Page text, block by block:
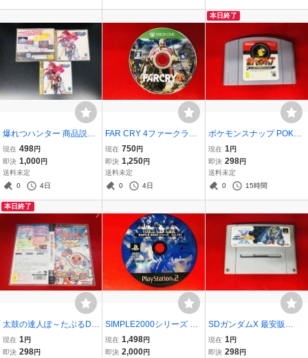
爆れつハンター 商品説明
必読！！ 良品
現在 498円
即決 1,000円
送料未定
0
4日
FAR CRY 4ファークライ4
商品説明必読！！ 綺麗
現在 750円
即決 1,250円
送料未定
0
4日
本日終了
ポケモンスナップ POKE
MON SNAP 最安販売！
１円スタート 商品説明必
読
現在 1円
即決 298円
送料未定
0
15時間
本日終了
太鼓の達人ぽ～たぶるDX
太鼓の達人ぽーたぶるDX
最安販売！！ １円スター
現在 1円
即決 298円
SIMPLE2000シリーズ Vo
l.101 THE お姉チャンポン
～THE 姉チャン2 特別編
現在 1,498円
即決 2,000円
SDガンダムX 最安販
売！！ １円スタート
現在 1円
即決 298円